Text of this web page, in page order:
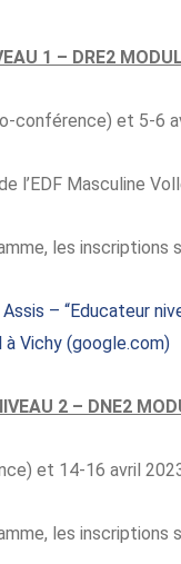
1 – DRE2
conférence) et 5-6
l’EDF Masculine
les inscriptions
– “Educateur
Vichy (google.com)
2 – DNE2
et 14-16 avril
les inscriptions